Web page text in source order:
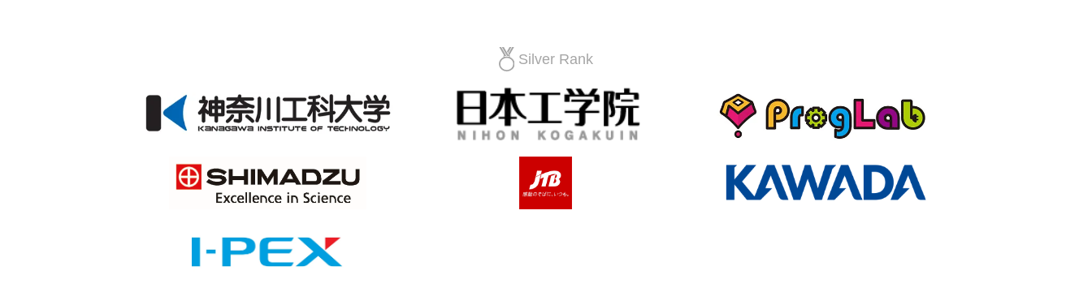
Silver Rank